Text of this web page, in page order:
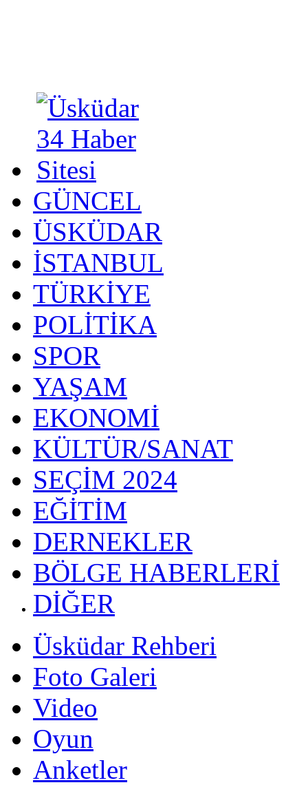
GÜNCEL
ÜSKÜDAR
İSTANBUL
TÜRKİYE
POLİTİKA
SPOR
YAŞAM
EKONOMİ
KÜLTÜR/SANAT
SEÇİM 2024
EĞİTİM
DERNEKLER
BÖLGE HABERLERİ
DİĞER
Üsküdar Rehberi
Foto Galeri
Video
Oyun
Anketler